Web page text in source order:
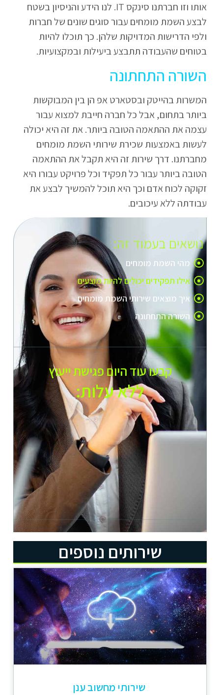
אותו וזו חברתנו סינקס IT. לנו הידע והניסיון בשטח
לבצע השמת מומחים עבור סוגים שונים של חברות
ולפי הדרישות המדויקות שלהן. כך תוכלו להיות
בטוחים שהעבודה תתבצע ביעילות ובמקצועיות.
השורה התחתונה
המשרות בהייטק ובסטארט אפ הן בין המבוקשות
ביותר בתחום, אבל כל חברה חייבת למצוא עבור
עצמה את ההתאמה הטובה ביותר. את זה היא יכולה
לעשות באמצעות שכירת שירותי השמת מומחים
מחברתנו. דרך שירות זה היא תקבל את ההתאמה
הטובה ביותר עבור כל תפקיד וכל פרויקט עבורו היא
זקוקה לכוח אדם וכך היא תוכל להמשיך לבצע את
עבודתה ללא עיכובים.
נושאים בעמוד זה:
מהי השמת מומחים
אילו תפקידים יכולים להיות מוצעים
איך מוצאים שירותי השמת מומחים
השורה התחתונה
קבעו עוד היום פגישת ייעוץ
ללא עלות:​
שירותים נוספים
שירותי מחשוב ענן